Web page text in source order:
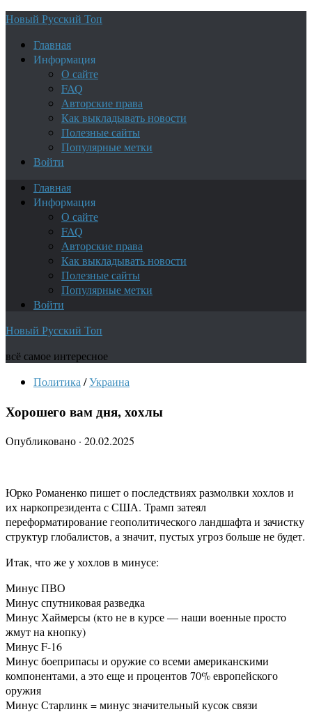
Новый Русский Топ
Главная
Информация
О сайте
FAQ
Авторские права
Как выкладывать новости
Полезные сайты
Популярные метки
Войти
Главная
Информация
О сайте
FAQ
Авторские права
Как выкладывать новости
Полезные сайты
Популярные метки
Войти
Новый Русский Топ
всё самое интересное
Политика /Украина
Хорошего вам дня, хохлы
Опубликовано · 20.02.2025
Юрко Романенко пишет о последствиях размолвки хохлов и
их наркопрезидента с США. Трамп затеял
переформатирование геополитического ландшафта и зачистку
структур глобалистов, а значит, пустых угроз больше не будет.
Итак, что же у хохлов в минусе:
Минус ПВО
Минус спутниковая разведка
Минус Хаймерсы (кто не в курсе — наши военные просто
жмут на кнопку)
Минус F-16
Минус боеприпасы и оружие со всеми американскими
компонентами, а это еще и процентов 70% европейского
оружия
Минус Старлинк = минус значительный кусок связи